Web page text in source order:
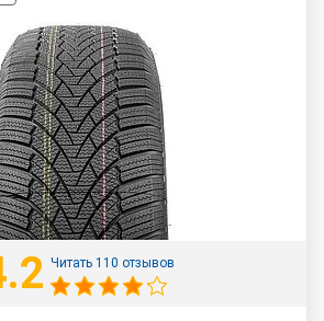
Читать 110 отзывов